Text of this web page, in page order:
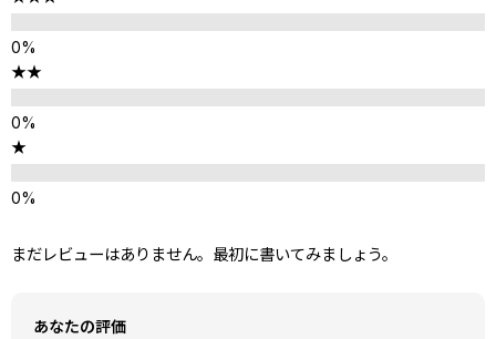
★★
★
まだレビューはありません。最初に書いてみましょう。
あなたの評価